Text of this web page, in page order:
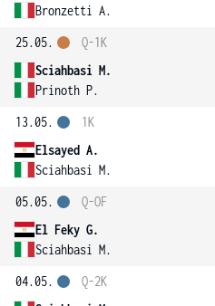
Bronzetti A.
25.05.
Sciahbasi M.
Prinoth P.
Q-1K
13.05.
Elsayed A.
Sciahbasi M.
1K
05.05.
El Feky G.
Sciahbasi M.
Q-OF
04.05.
Q-2K